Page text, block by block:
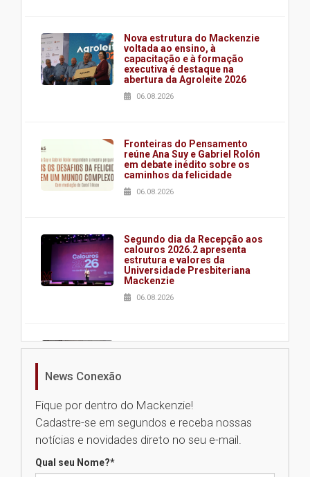
Nova estrutura do Mackenzie
voltada ao ensino, à
capacitação e à formação
executiva é destaque na
abertura da Agroleite 2026
06.08.2026
Fronteiras do Pensamento
reúne Ana Suy e Gabriel Rolón
em debate inédito sobre os
caminhos da felicidade
06.08.2026
Segundo dia da Recepção aos
calouros 2026.2 apresenta
estrutura e valores da
Universidade Presbiteriana
Mackenzie
06.08.2026
Nova apresentação do Centro
Universidade Mackenzie
realizará nova edição da Feira
News Conexão
Fique por dentro do Mackenzie!
Cadastre-se em segundos e receba nossas
notícias e novidades direto no seu e-mail.
Qual seu Nome?*